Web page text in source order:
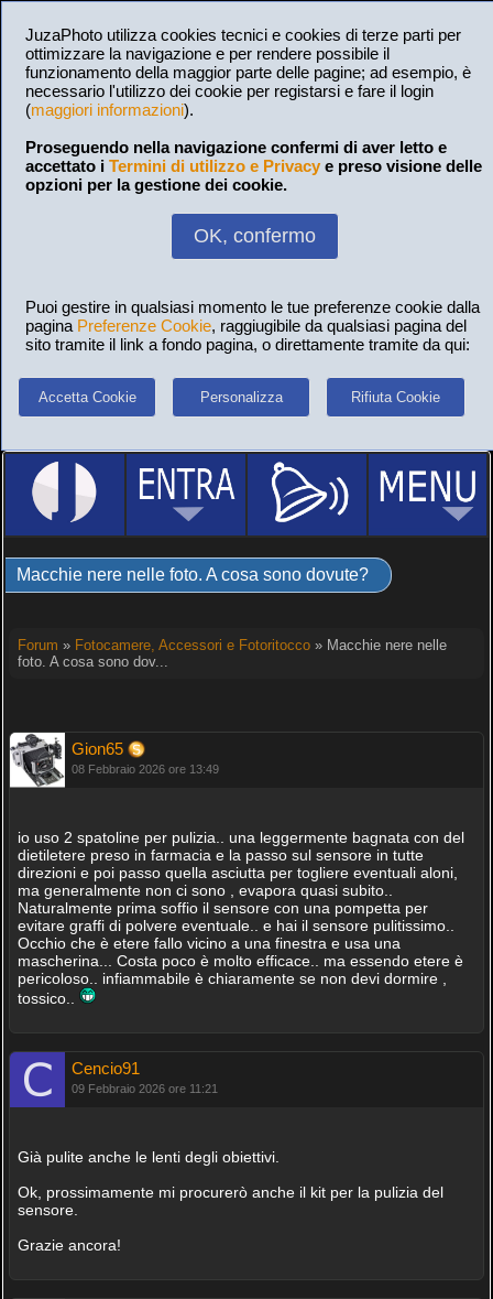
JuzaPhoto utilizza cookies tecnici e cookies di terze parti per
ottimizzare la navigazione e per rendere possibile il
funzionamento della maggior parte delle pagine; ad esempio, è
necessario l'utilizzo dei cookie per registarsi e fare il login
(maggiori informazioni).
Proseguendo nella navigazione confermi di aver letto e
accettato i Termini di utilizzo e Privacy e preso visione delle
opzioni per la gestione dei cookie.
OK, confermo
Puoi gestire in qualsiasi momento le tue preferenze cookie dalla
pagina Preferenze Cookie, raggiugibile da qualsiasi pagina del
sito tramite il link a fondo pagina, o direttamente tramite da qui:
Accetta Cookie Personalizza Rifiuta Cookie
Macchie nere nelle foto. A cosa sono dovute?
Forum » Fotocamere, Accessori e Fotoritocco» Macchie nere nelle
foto. A cosa sono dov...
Gion65
08 Febbraio 2026 ore 13:49
io uso 2 spatoline per pulizia.. una leggermente bagnata con del
dietiletere preso in farmacia e la passo sul sensore in tutte
direzioni e poi passo quella asciutta per togliere eventuali aloni,
ma generalmente non ci sono , evapora quasi subito..
Naturalmente prima soffio il sensore con una pompetta per
evitare graffi di polvere eventuale.. e hai il sensore pulitissimo..
Occhio che è etere fallo vicino a una finestra e usa una
mascherina... Costa poco è molto efficace.. ma essendo etere è
pericoloso.. infiammabile è chiaramente se non devi dormire ,
tossico..
Cencio91
09 Febbraio 2026 ore 11:21
Già pulite anche le lenti degli obiettivi.
Ok, prossimamente mi procurerò anche il kit per la pulizia del
sensore.
Grazie ancora!